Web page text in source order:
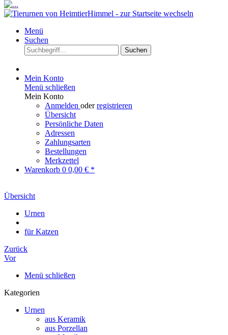
Menü
Suchen
Suchen
Mein Konto
Menü schließen
Mein Konto
Anmelden oderregistrieren
Übersicht
Persönliche Daten
Adressen
Zahlungsarten
Bestellungen
Merkzettel
Warenkorb 0 0,00 € *
Übersicht
Urnen
für Katzen
Zurück
Vor
Menü schließen
Kategorien
Urnen
aus Keramik
aus Porzellan